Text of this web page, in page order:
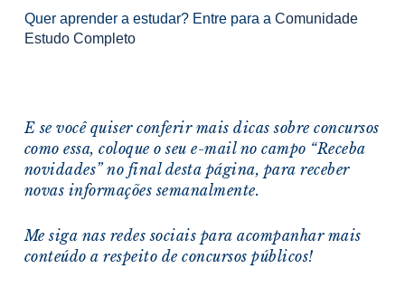
Quer aprender a estudar? Entre para a Comunidade
Estudo Completo
E se você quiser conferir mais dicas sobre concursos
como essa, coloque o seu e-mail no campo “Receba
novidades” no final desta página, para receber
novas informações semanalmente.
Me siga nas redes sociais para acompanhar mais
conteúdo a respeito de concursos públicos!